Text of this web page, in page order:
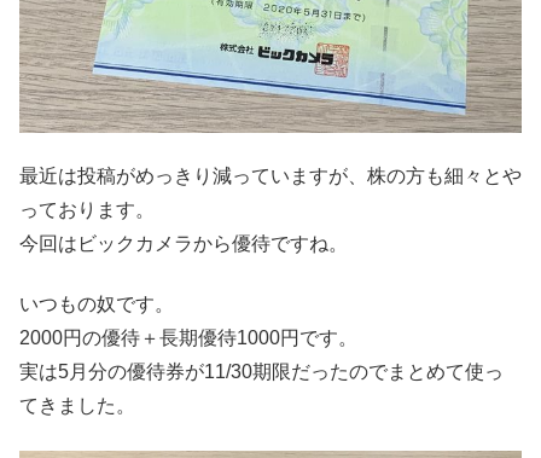
最近は投稿がめっきり減っていますが、株の方も細々とや
っております。
今回はビックカメラから優待ですね。
いつもの奴です。
2000円の優待＋長期優待1000円です。
実は5月分の優待券が11/30期限だったのでまとめて使っ
てきました。